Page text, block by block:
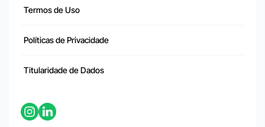
Termos de Uso
Políticas de Privacidade
Titularidade de Dados